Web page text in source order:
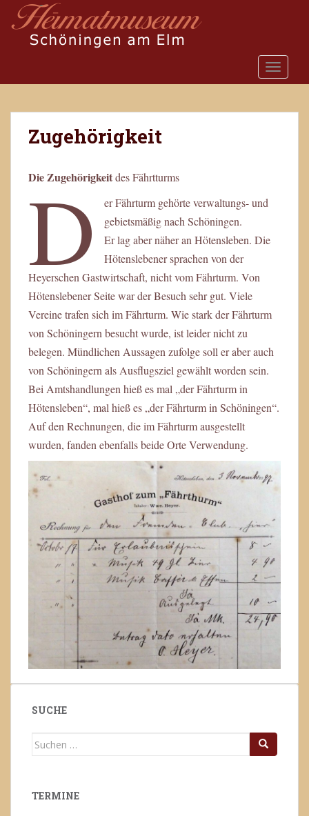
o
Zugehörigkeit
Die Zugehörigkeitdes Fährtturms
D
er Fährturm gehörte verwaltungs- und
gebietsmäßig nach Schöningen.
Er lag aber näher an Hötensleben. Die
Hötenslebener sprachen von der
Heyerschen Gastwirtschaft, nicht vom Fährturm. Von
Hötenslebener Seite war der Besuch sehr gut. Viele
Vereine trafen sich im Fährturm. Wie stark der Fährturm
von Schöningern besucht wurde, ist leider nicht zu
belegen. Mündlichen Aussagen zufolge soll er aber auch
von Schöningern als Ausflugsziel gewählt worden sein.
Bei Amtshandlungen hieß es mal „der Fährturm in
Hötensleben“, mal hieß es „der Fährturm in Schöningen“.
Auf den Rechnungen, die im Fährturm ausgestellt
wurden, fanden ebenfalls beide Orte Verwendung.
SUCHE
Suchen
TERMINE